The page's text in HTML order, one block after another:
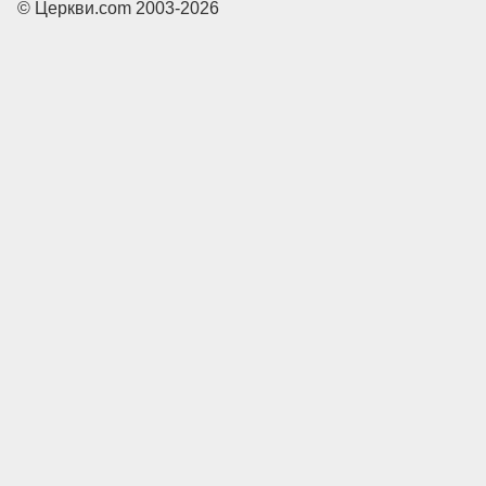
© Церкви.com 2003-2026